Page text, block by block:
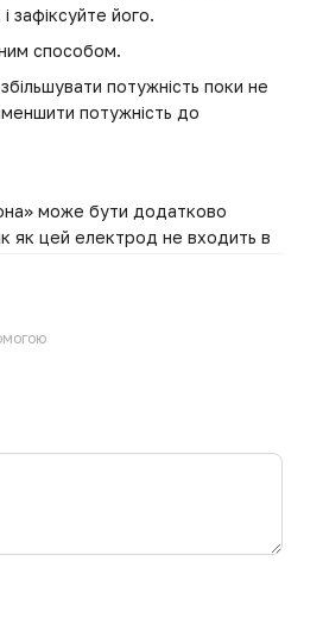
зафіксуйте його.
способом.
потужність поки не
потужність до
може бути додатково
як цей електрод не входить в